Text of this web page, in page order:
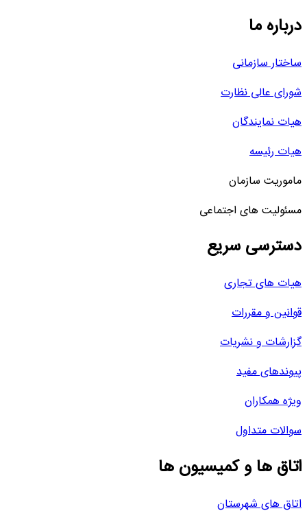
درباره ما
ساختار سازمانی
شورای عالی نظارت
هیات نمایندگان
هیات رئیسه
ماموریت سازمان
مسئولیت های اجتماعی
دسترسی سریع
هیات های تجاری
قوانین و مقررات
گزارشات و نشریات
پیوندهای مفید
ویژه همکاران
سوالات متداول
اتاق ها و کمیسیون ها
اتاق های شهرستان